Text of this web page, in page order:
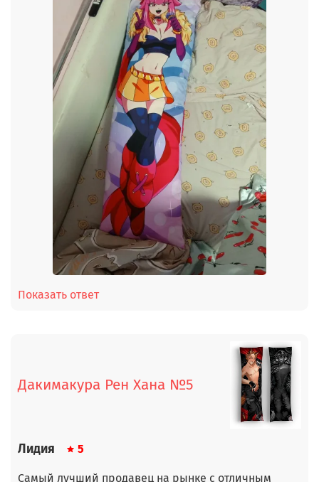
Показать ответ
Дакимакура Рен Хана №5
Лидия 5
Самый лучший продавец на рынке с отличным